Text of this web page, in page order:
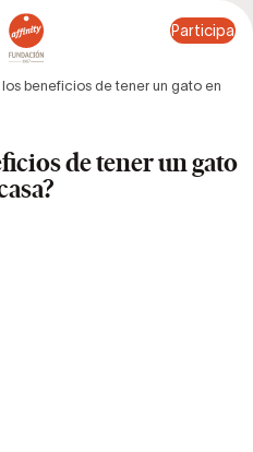
Participa
los beneficios de tener un gato en
de tener un gato